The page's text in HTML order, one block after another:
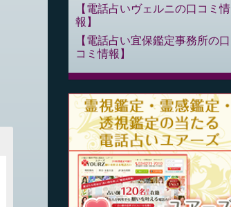
電話占いヴェルニの口コミ情
報
電話占い宜保鑑定事務所の口
コミ情報